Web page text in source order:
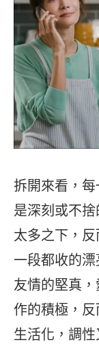
拆開來看，
是深刻或不
太多之下，
一段都收的漂
友情的堅真
作的積極，
生活化，調性